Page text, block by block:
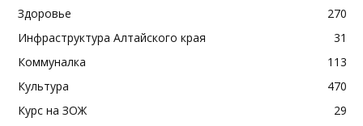
Здоровье
270
Инфраструктура Алтайского края
31
Коммуналка
113
Культура
470
Курс на ЗОЖ
29